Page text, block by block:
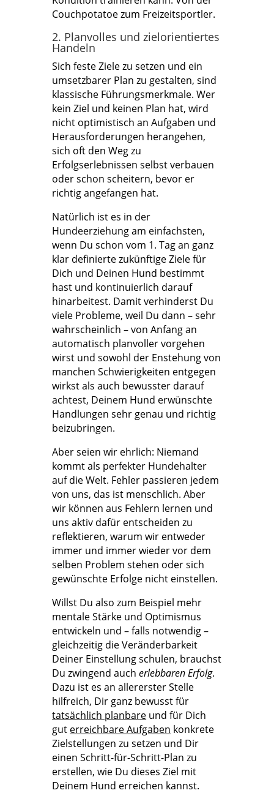
Couchpotatoe zum Freizeitsportler.
2. Planvolles und zielorientiertes
Handeln
Sich feste Ziele zu setzen und ein
umsetzbarer Plan zu gestalten, sind
klassische Führungsmerkmale. Wer
kein Ziel und keinen Plan hat, wird
nicht optimistisch an Aufgaben und
Herausforderungen herangehen,
sich oft den Weg zu
Erfolgserlebnissen selbst verbauen
oder schon scheitern, bevor er
richtig angefangen hat.
Natürlich ist es in der
Hundeerziehung am einfachsten,
wenn Du schon vom 1. Tag an ganz
klar definierte zukünftige Ziele für
Dich und Deinen Hund bestimmt
hast und kontinuierlich darauf
hinarbeitest. Damit verhinderst Du
viele Probleme, weil Du dann – sehr
wahrscheinlich – von Anfang an
automatisch planvoller vorgehen
wirst und sowohl der Enstehung von
manchen Schwierigkeiten entgegen
wirkst als auch bewusster darauf
achtest, Deinem Hund erwünschte
Handlungen sehr genau und richtig
beizubringen.
Aber seien wir ehrlich: Niemand
kommt als perfekter Hundehalter
auf die Welt. Fehler passieren jedem
von uns, das ist menschlich. Aber
wir können aus Fehlern lernen und
uns aktiv dafür entscheiden zu
reflektieren, warum wir entweder
immer und immer wieder vor dem
selben Problem stehen oder sich
gewünschte Erfolge nicht einstellen.
Willst Du also zum Beispiel mehr
mentale Stärke und Optimismus
entwickeln und – falls notwendig –
gleichzeitig die Veränderbarkeit
Deiner Einstellung schulen, brauchst
Du zwingend aucherlebbaren Erfolg.
Dazu ist es an allererster Stelle
hilfreich, Dir ganz bewusst für
tatsächlich planbare und für Dich
gut erreichbare Aufgaben konkrete
Zielstellungen zu setzen und Dir
einen Schritt-für-Schritt-Plan zu
erstellen, wie Du dieses Ziel mit
Deinem Hund erreichen kannst.